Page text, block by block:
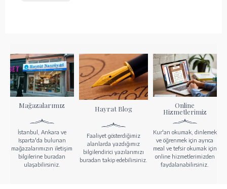
Mağazalarımız
İstanbul, Ankara ve
Isparta'da bulunan
mağazalarımızın iletişim
bilgilerine buradan
ulaşabilirsiniz.
Hayrat Blog
Faaliyet gösterdiğimiz
alanlarda yazdığımız
bilgilendirici yazılarımızı
buradan takip edebilirsiniz.
Online
Hizmetlerimiz
Kur'an okumak, dinlemek
ve öğrenmek için ayrıca
meal ve tefsir okumak için
online hizmetlerimizden
faydalanabilirsiniz.